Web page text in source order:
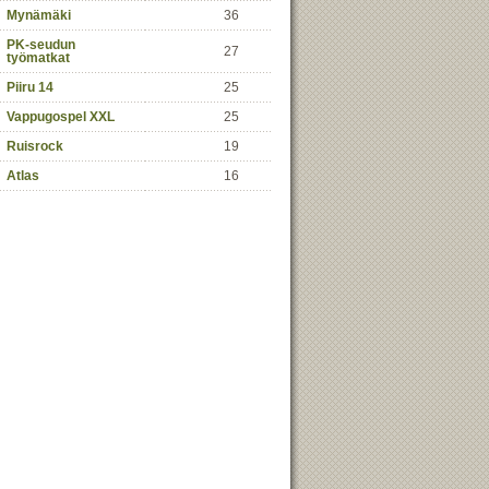
Mynämäki 36
PK-seudun
työmatkat
27
Piiru 14
25
Vappugospel XXL
25
Ruisrock
19
Atlas 16